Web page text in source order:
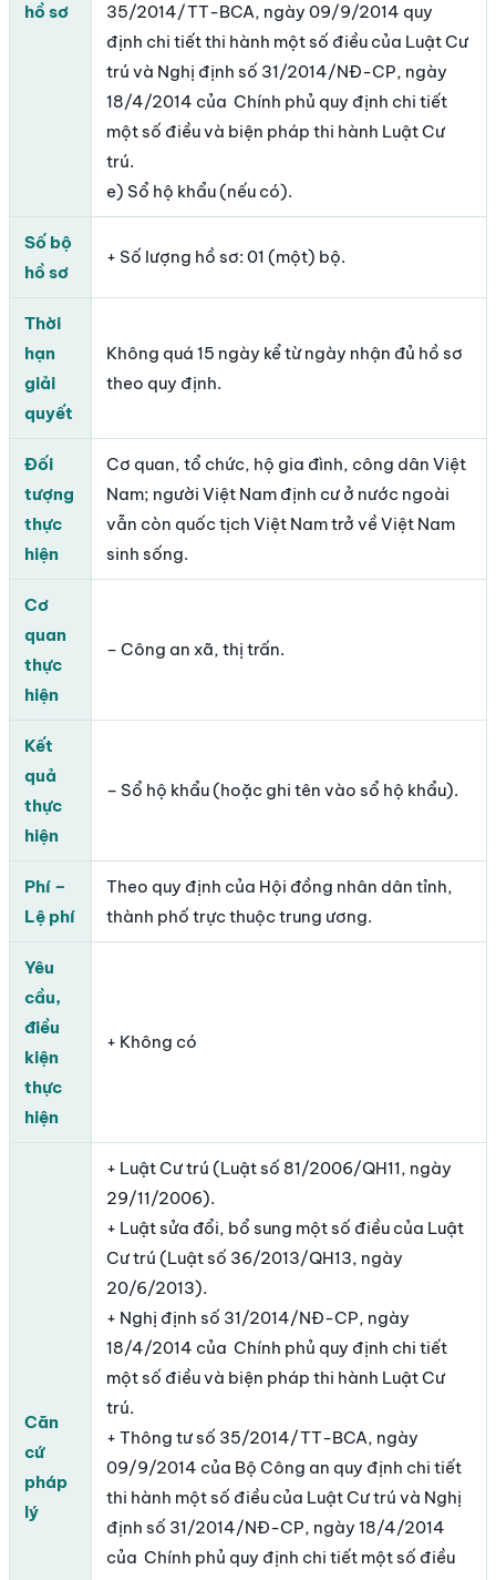
hồ sơ
35/2014/TT-BCA, ngày 09/9/2014 quy
định chi tiết thi hành một số điều của Luật Cư
trú và Nghị định số 31/2014/NĐ-CP, ngày
18/4/2014 của Chính phủ quy định chi tiết
một số điều và biện pháp thi hành Luật Cư
trú.
e) Sổ hộ khẩu (nếu có).
Số bộ
hồ sơ
+ Số lượng hồ sơ: 01 (một) bộ.
Thời
hạn
giải
quyết
Không quá 15 ngày kể từ ngày nhận đủ hồ sơ
theo quy định.
Đối
tượng
thực
hiện
Cơ quan, tổ chức, hộ gia đình, công dân Việt
Nam; người Việt Nam định cư ở nước ngoài
vẫn còn quốc tịch Việt Nam trở về Việt Nam
sinh sống.
Cơ
quan
thực
hiện
– Công an xã, thị trấn.
Kết
quả
thực
hiện
– Sổ hộ khẩu (hoặc ghi tên vào sổ hộ khẩu).
Phí –
Lệ phí
Theo quy định của Hội đồng nhân dân tỉnh,
thành phố trực thuộc trung ương.
Yêu
cầu,
điều
kiện
thực
hiện
+ Không có
Căn
cứ
pháp
lý
+ Luật Cư trú (Luật số 81/2006/QH11, ngày
29/11/2006).
+ Luật sửa đổi, bổ sung một số điều của Luật
Cư trú (Luật số 36/2013/QH13, ngày
20/6/2013).
+ Nghị định số 31/2014/NĐ-CP, ngày
18/4/2014 của Chính phủ quy định chi tiết
một số điều và biện pháp thi hành Luật Cư
trú.
+ Thông tư số 35/2014/TT-BCA, ngày
09/9/2014 của Bộ Công an quy định chi tiết
thi hành một số điều của Luật Cư trú và Nghị
định số 31/2014/NĐ-CP, ngày 18/4/2014
của Chính phủ quy định chi tiết một số điều